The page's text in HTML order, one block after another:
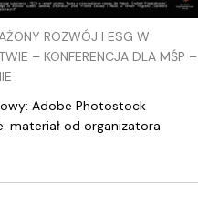
ROZWÓJ I ESG W
– KONFERENCJA DLA MŚP –
Adobe Photostock
materiał od organizatora